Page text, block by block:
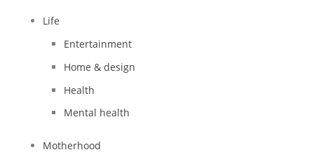
Life
Entertainment
Home & design
Health
Mental health
Motherhood